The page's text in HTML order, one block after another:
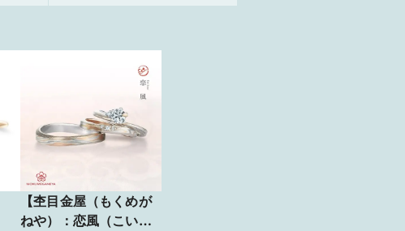
【杢目金屋（もくめが
ねや）：恋風（こいか